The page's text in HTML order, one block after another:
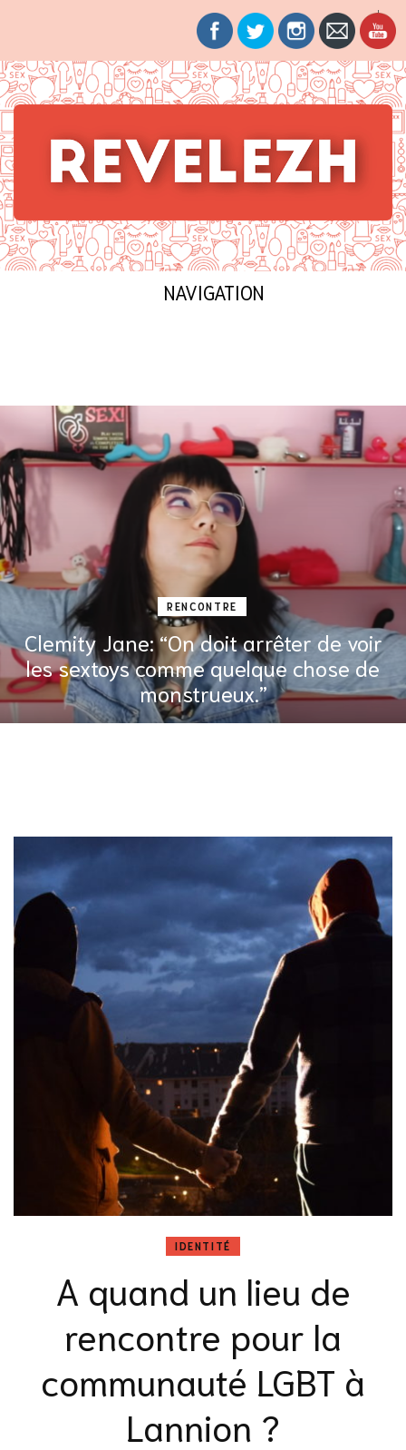
Revelezh
La sexualité mise à nue
NAVIGATION
RENCONTRE
Clemity Jane: “On doit arrêter de voir
les sextoys comme quelque chose de
monstrueux.”
IDENTITÉ
A quand un lieu de
rencontre pour la
communauté LGBT à
Lannion ?